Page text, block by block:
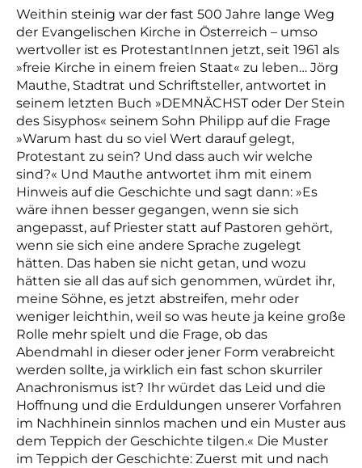
Weithin steinig war der fast 500 Jahre lange Weg
der Evangelischen Kirche in Österreich – umso
wertvoller ist es ProtestantInnen jetzt, seit 1961 als
»freie Kirche in einem freien Staat« zu leben… Jörg
Mauthe, Stadtrat und Schriftsteller, antwortet in
seinem letzten Buch »DEMNÄCHST oder Der Stein
des Sisyphos« seinem Sohn Philipp auf die Frage
»Warum hast du so viel Wert darauf gelegt,
Protestant zu sein? Und dass auch wir welche
sind?« Und Mauthe antwortet ihm mit einem
Hinweis auf die Geschichte und sagt dann: »Es
wäre ihnen besser gegangen, wenn sie sich
angepasst, auf Priester statt auf Pastoren gehört,
wenn sie sich eine andere Sprache zugelegt
hätten. Das haben sie nicht getan, und wozu
hätten sie all das auf sich genommen, würdet ihr,
meine Söhne, es jetzt abstreifen, mehr oder
weniger leichthin, weil so was heute ja keine große
Rolle mehr spielt und die Frage, ob das
Abendmahl in dieser oder jener Form verabreicht
werden sollte, ja wirklich ein fast schon skurriler
Anachronismus ist? Ihr würdet das Leid und die
Hoffnung und die Erduldungen unserer Vorfahren
im Nachhinein sinnlos machen und ein Muster aus
dem Teppich der Geschichte tilgen.« Die Muster
im Teppich der Geschichte: Zuerst mit und nach